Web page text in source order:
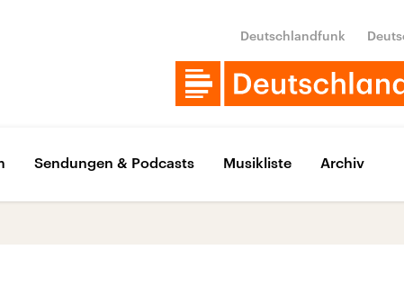
Deutschlandfunk
Sendungen & Podcasts Musikliste Archiv